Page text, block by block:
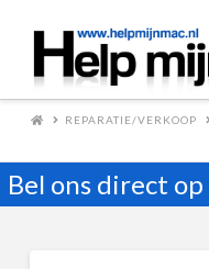
REPARATIE/VERKOOP
Bel ons direct op